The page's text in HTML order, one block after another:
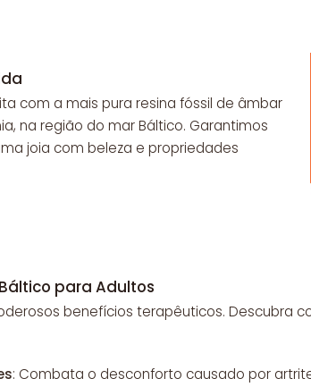
com a mais pura resina fóssil de âmbar
na região do mar Báltico. Garantimos
joia com beleza e propriedades
para Adultos
benefícios terapêuticos. Descubra
: Combata o desconforto causado por